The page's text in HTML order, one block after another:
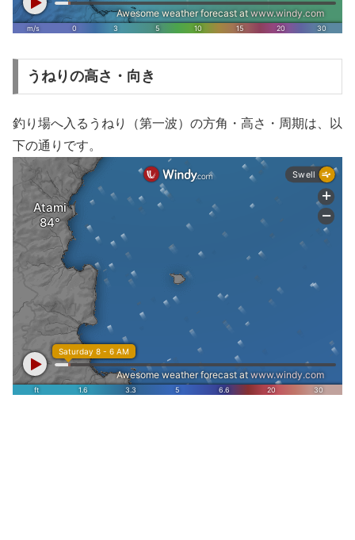
うねりの高さ・向き
釣り場へ入るうねり（第一波）の方角・高さ・周期は、以
下の通りです。